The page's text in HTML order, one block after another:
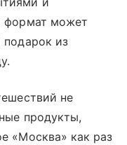
формат может
подарок из
не
продукты,
«Москва» как раз